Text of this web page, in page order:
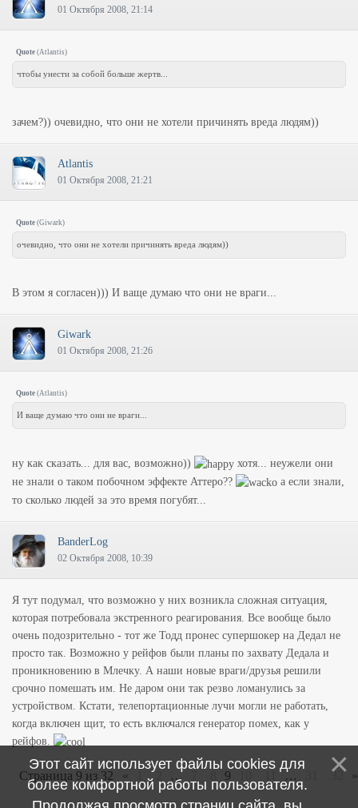
01 Октября 2008, 21:14
Quote (Atlantis)
чтобы унести за собой больше жертв...
зачем?)) очевидно, что они не хотели причинять вреда людям))
Atlantis
01 Октября 2008, 21:21
Quote (Giwark)
очевидно, что они не хотели причинять вреда людям))
В этом я согласен))) И ваще думаю что они не враги...
Giwark
01 Октября 2008, 21:26
Quote (Atlantis)
И ваще думаю что они не враги...
ну как сказать... для вас, возможно))
хотя... неужели они
не знали о таком побочном эффекте Аттеро??
а если знали,
то сколько людей за это время погубят...
BanderLog
02 Октября 2008, 10:39
Я тут подумал, что возможно у них возникла сложная ситуация,
которая потребовала экстренного реагирования. Все вообще было
очень подозрительно - тот же Тодд пронес супершокер на Дедал не
просто так. Возможно у рейфов были планы по захвату Дедала и
проникновению в Млечку. А наши новые враги/друзья решили
срочно помешать им. Не даром они так резво ломанулись за
устройством. Кстати, телепортационные лучи могли не работать,
когда включен щит, то есть включался генератор помех, как у
рейфов.
Страница 9 из 32 « … 9 … 32 »
Этот сайт использует файлы cookies для
более комфортной работы пользователя.